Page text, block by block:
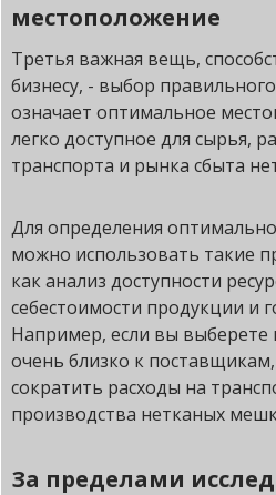
местоположение
Третья важная вещь,
бизнесу, - выбор
означает оптимальное
легко доступное для сырья,
транспорта и рынка сбыта
Для определения
можно использовать такие
как анализ доступности
себестоимости продукции и
Например, если вы выберете
очень близко к
сократить расходы на
производства нетканых
За пределами